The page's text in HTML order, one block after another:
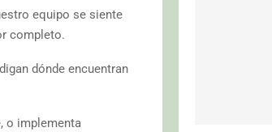
equipo se siente
completo.
dónde encuentran
o implementa